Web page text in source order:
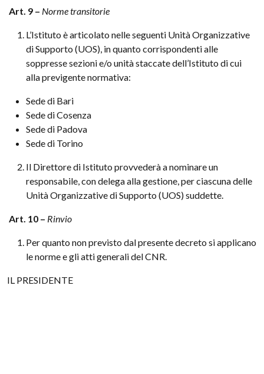
Art. 9 – Norme transitorie
L’Istituto è articolato nelle seguenti Unità Organizzative
di Supporto (UOS), in quanto corrispondenti alle
soppresse sezioni e/o unità staccate dell’Istituto di cui
alla previgente normativa:
Sede di Bari
Sede di Cosenza
Sede di Padova
Sede di Torino
Il Direttore di Istituto provvederà a nominare un
responsabile, con delega alla gestione, per ciascuna delle
Unità Organizzative di Supporto (UOS) suddette.
Art. 10 – Rinvio
Per quanto non previsto dal presente decreto si applicano
le norme e gli atti generali del CNR.
IL PRESIDENTE